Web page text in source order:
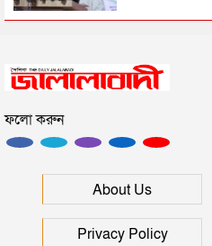
মৃত্যুদণ্ড
উদ্ধার
দিল্লিতে শেখ হাসিনার
মন্ত্রণালয়ের ক্ষোভ
ফলো করুন
About Us
Privacy Policy